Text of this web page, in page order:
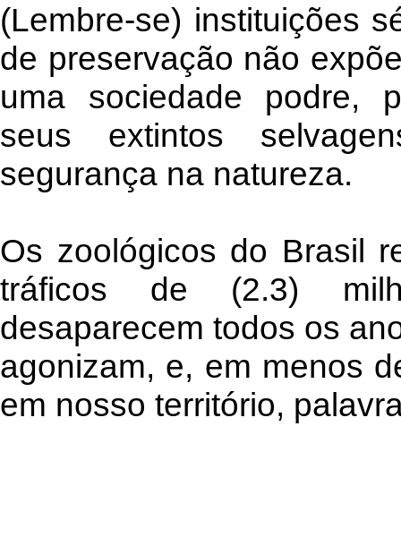
(Lembre-se) instituições
de preservação não
uma sociedade podre,
seus extintos
segurança na natureza.
Os zoológicos do Brasil
tráficos de (2.3)
desaparecem todos os
agonizam, e, em menos
em nosso território,